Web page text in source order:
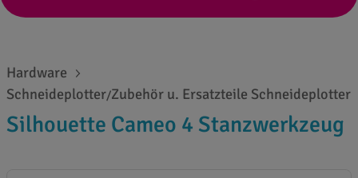
Hardware
Schneideplotter/Zubehör u. Ersatzteile Schneideplotter
Silhouette Cameo 4 Stanzwerkzeug